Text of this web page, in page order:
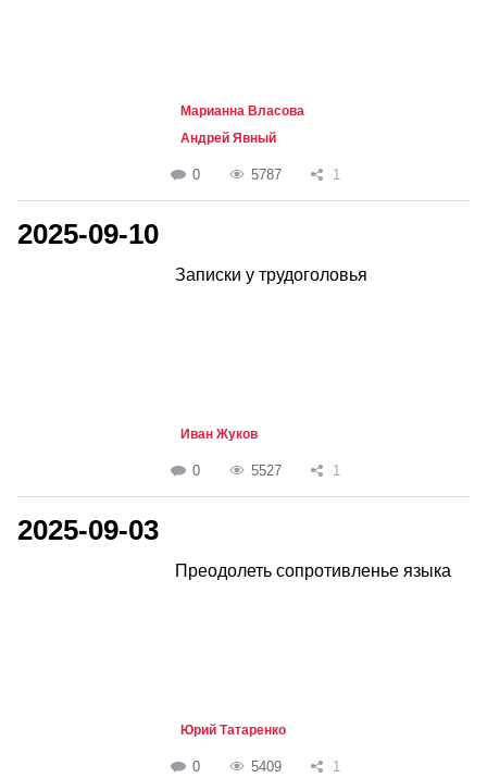
Марианна Власова
Андрей Явный
0 5787 1
2025-09-10
Записки у трудоголовья
Иван Жуков
0 5527 1
2025-09-03
Преодолеть сопротивленье языка
Юрий Татаренко
0 5409 1